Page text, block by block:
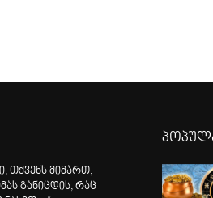
თქვენს მიმართ,
განიცდის, რაც